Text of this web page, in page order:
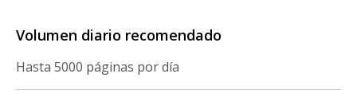
Volumen diario recomendado
Hasta 5000 páginas por día